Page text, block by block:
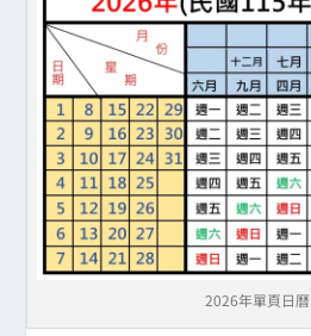
2026年單頁日曆